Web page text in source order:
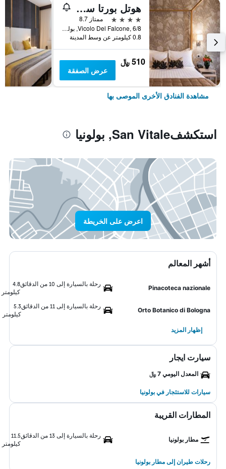
هوتل بورتا سان مامولو
4 نجوم
ممتاز 8.7
Vicolo Del Falcone, 6/8, بولونيا, مقاطعة بولونيا, إيطاليا
0.8 كيلومتر عن وسط المدينة
510 ﷼
عرض الصفقة
مشاهدة الفنادق الأخرى الموصى بها
استكشفSan Vitale, بولونيا
اعرض على الخريطة
أشهر المعالم
Pinacoteca nazionale
رحلة بالسيارة إلى 10 من الدقائق
4.8
كيلومتر
Orto Botanico di Bologna
رحلة بالسيارة إلى 11 من الدقائق
5.3
كيلومتر
إظهار المزيد
سيارت ايجار
المعدل اليومي 7 ﷼
سيارات للاستئجار في بولونيا
المطارات القريبة
مطار بولونيا
رحلة بالسيارة إلى 13 من الدقائق
11.5
كيلومتر
رحلات طيران إلى مطار بولونيا